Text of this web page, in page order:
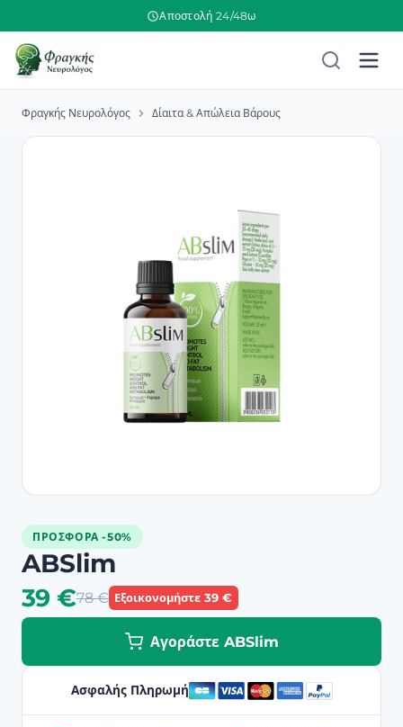
Αποστολή 24/48ω
Φραγκής Νευρολόγος Δίαιτα & Απώλεια Βάρους
ΠΡΟΣΦΟΡΆ -50%
ABSlim
39 €78 € Εξοικονομήστε 39 €
Αγοράστε ABSlim
Ασφαλής Πληρωμή